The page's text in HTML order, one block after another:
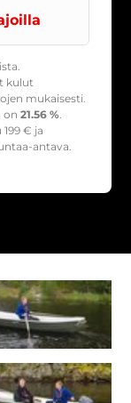
kulut
mukaisesti.
on21.56 %.
199 € ja
antava.